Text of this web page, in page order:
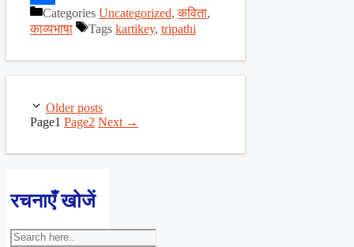
ShareCategories Uncategorized,कविता,
काव्यभाषा
Tags kartikey, tripathi
Older posts
Page1 Page2 Next →
रचनाएँ खोजें